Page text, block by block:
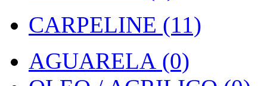
CARPELINE (11)
AGUARELA (0)